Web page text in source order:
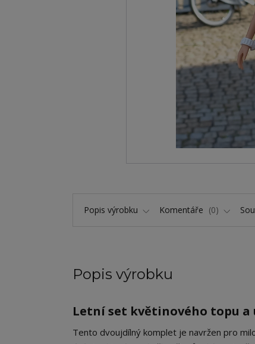
Popis výrobku Komentáře 0
Popis výrobku
Letní set květinového topu a
​Tento dvoujdílný komplet je navržen pro